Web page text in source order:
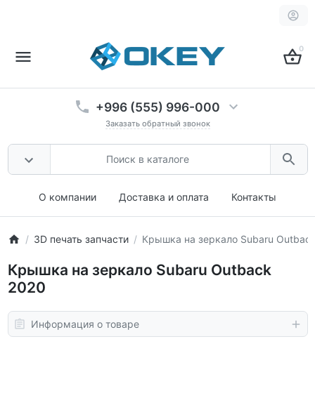
0
+996 (555) 996-000
Заказать обратный звонок
О компании Доставка и оплата Контакты
3D печать запчасти Крышка на зеркало Subaru
Крышка на зеркало Subaru Outback
2020
Информация о товаре